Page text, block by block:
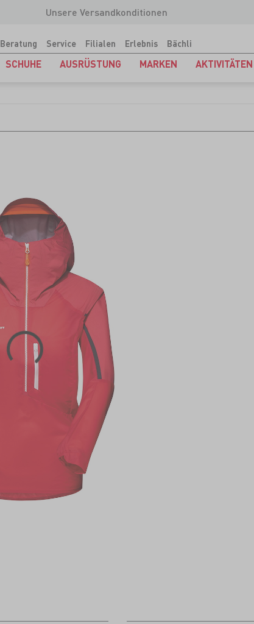
Unsere Versandkonditionen
Beratung Service Filialen Erlebnis Bächli
SCHUHE AUSRÜSTUNG MARKEN AKTIVITÄTEN